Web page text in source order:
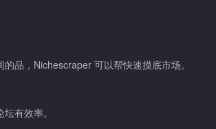
品，Nichescraper 可以帮快速摸底市场。
有效率。